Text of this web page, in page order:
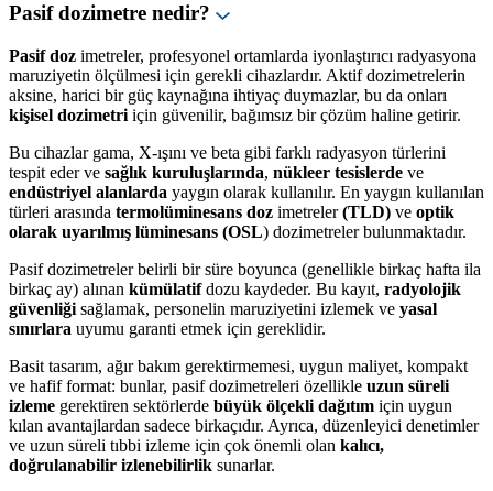
Pasif dozimetre nedir?
Pasif doz imetreler, profesyonel ortamlarda iyonlaştırıcı radyasyona
maruziyetin ölçülmesi için gerekli cihazlardır. Aktif dozimetrelerin
aksine, harici bir güç kaynağına ihtiyaç duymazlar, bu da onları
kişisel dozimetri için güvenilir, bağımsız bir çözüm haline getirir.
Bu cihazlar gama, X-ışını ve beta gibi farklı radyasyon türlerini
tespit eder ve sağlık kuruluşlarında, nükleer tesislerde ve
endüstriyel alanlarda yaygın olarak kullanılır. En yaygın kullanılan
türleri arasında termolüminesans doz imetreler(TLD) ve optik
olarak uyarılmış lüminesans (OSL) dozimetreler bulunmaktadır.
Pasif dozimetreler belirli bir süre boyunca (genellikle birkaç hafta ila
birkaç ay) alınan kümülatifdozu kaydeder. Bu kayıt, radyolojik
güvenliği sağlamak, personelin maruziyetini izlemek ve yasal
sınırlara uyumu garanti etmek için gereklidir.
Basit tasarım, ağır bakım gerektirmemesi, uygun maliyet, kompakt
ve hafif format: bunlar, pasif dozimetreleri özellikle uzun süreli
izleme gerektiren sektörlerde büyük ölçekli dağıtım için uygun
kılan avantajlardan sadece birkaçıdır. Ayrıca, düzenleyici denetimler
ve uzun süreli tıbbi izleme için çok önemli olan kalıcı,
doğrulanabilir izlenebilirlik sunarlar.